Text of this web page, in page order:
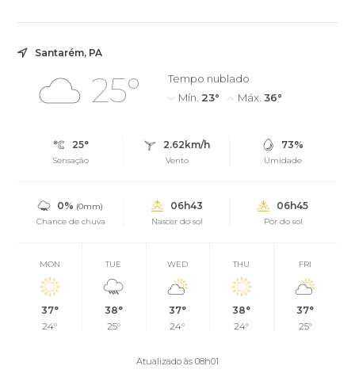
Santarém, PA
25°
Tempo nublado
Mín. 23° Máx. 36°
25°
Sensação
2.62km/h
Vento
73%
Umidade
0% (0mm)
Chance de chuva
06h43
Nascer do sol
06h45
Pôr do sol
MON
37°
24°
TUE
38°
25°
WED
37°
24°
THU
38°
24°
FRI
37°
25°
Atualizado às 08h01